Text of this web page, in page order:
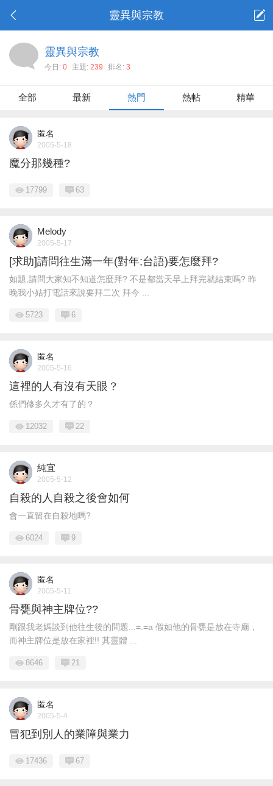
靈異與宗教
靈異與宗教
今日: 0 主題: 239 排名: 3
全部 最新 熱門 熱帖 精華
匿名
2005-5-18
魔分那幾種?
17799 63
Melody
2005-5-17
[求助]請問往生滿一年(對年;台語)要怎麼拜?
如題,請問大家知不知道怎麼拜? 不是都當天早上拜完就結束嗎? 昨
晚我小姑打電話來說要拜二次 拜今 ...
5723 6
匿名
2005-5-16
這裡的人有沒有天眼？
係們修多久才有了的？
12032 22
純宜
2005-5-12
自殺的人自殺之後會如何
會一直留在自殺地嗎?
6024 9
匿名
2005-5-11
骨甕與神主牌位??
剛跟我老媽談到他往生後的問題...=.=a 假如他的骨甕是放在寺廟，
而神主牌位是放在家裡!! 其靈體 ...
8646 21
匿名
2005-5-4
冒犯到別人的業障與業力
17436 67